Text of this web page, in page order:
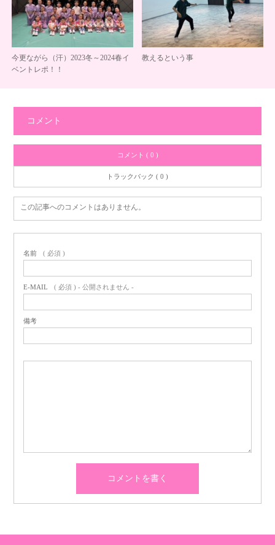
今更ながら（汗）2023冬～2024春イ
ベントレポ！！
教えるという事
コメント
コメント ( 0 )
トラックバック ( 0 )
この記事へのコメントはありません。
名前 ( 必須 )
E-MAIL ( 必須 ) - 公開されません -
備考